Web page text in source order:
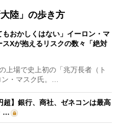
陸」の歩き方
もおかしくはない」イーロン・マ
スXが抱えるリスクの数々「絶対
上場で史上初の「兆万長者（ト
ン・マスク氏。…
超】銀行、商社、ゼネコンは最高
…